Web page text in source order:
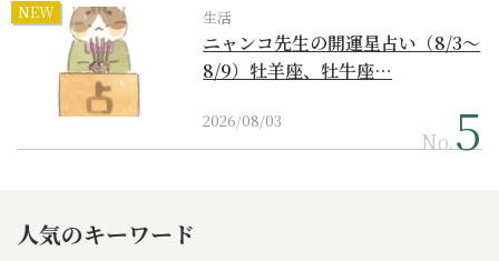
NEW 生活
ニャンコ先生の開運星占い（8/3～
8/9）牡羊座、牡牛座…
2026/08/03
No.
人気のキーワード